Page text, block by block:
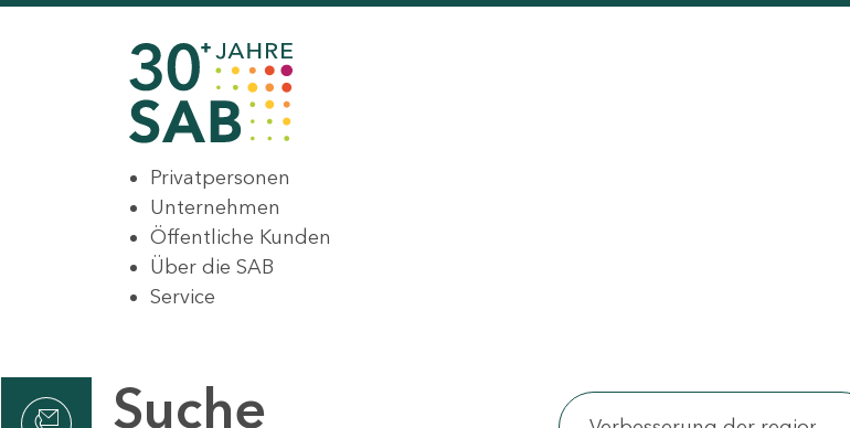
Privatpersonen
Unternehmen
Öffentliche Kunden
Über die SAB
Service
Suche